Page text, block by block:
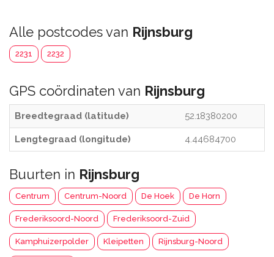
Alle postcodes van Rijnsburg
2231 2232
GPS coördinaten van Rijnsburg
Breedtegraad (latitude) 52.18380200
Lengtegraad (longitude) 4.44684700
Buurten in Rijnsburg
Centrum Centrum-Noord De Hoek De Horn
Frederiksoord-Noord Frederiksoord-Zuid
Kamphuizerpolder Kleipetten Rijnsburg-Noord